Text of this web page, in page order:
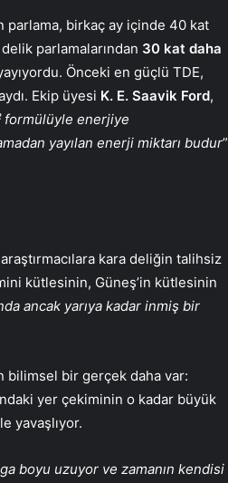
parlama, birkaç ay içinde 40 kat
parlamalarından 30 kat daha
Önceki en güçlü TDE,
Ekip üyesi K. E. Saavik Ford,
formülüyle enerjiye
yayılan enerji miktarı budur”
kara deliğin talihsiz
kütlesinin, Güneş’in kütlesinin
ancak yarıya kadar inmiş bir
bilimsel bir gerçek daha var:
yer çekiminin o kadar büyük
yavaşlıyor.
boyu uzuyor ve zamanın kendisi